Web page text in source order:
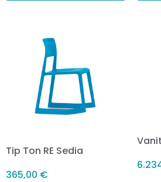
Tip Ton RE Sedia
365,00 €